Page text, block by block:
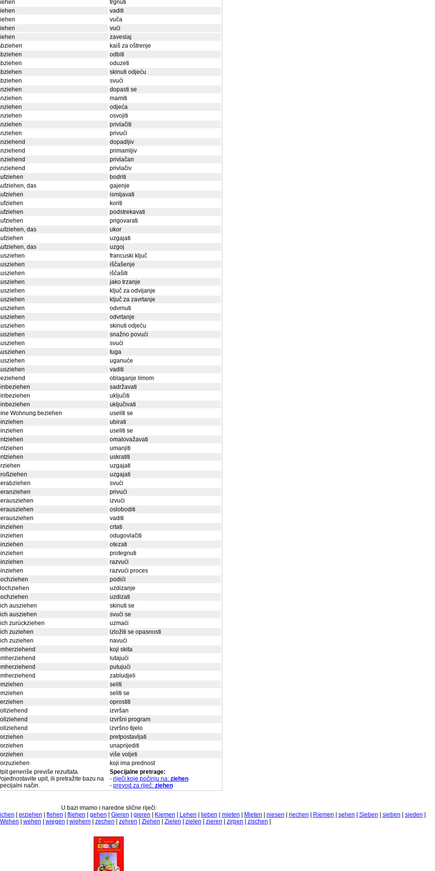
trgnuti
vaditi
vuča
vući
zaveslaj
kaiš za oštrenje
odbiti
oduzeti
skinuti odjeću
svući
dopasti se
mamiti
odjeća
osvojiti
privlačiti
privući
dopadljiv
primamljiv
privlačan
privlačiv
bodriti
das
gajenje
ismijavati
koriti
podstrekavati
prigovarati
das
ukor
uzgajati
das
uzgoj
francuski ključ
iščašenje
iščašiti
jako trzanje
ključ za odvijanje
ključ za zavrtanje
odvrnuti
odvrtanje
skinuti odjeću
snažno povući
svući
tuga
uganuće
vaditi
oblaganje limom
sadržavati
uključiti
uključivati
Wohnung beziehen
useliti se
ubirati
useliti se
omalovažavati
umanjiti
uskratiti
uzgajati
uzgajati
svući
privući
izvući
osloboditi
vaditi
crtati
odugovlačiti
otezati
protegnuti
razvući
razvući proces
podići
uzdizanje
uzdizati
ausziehen
skinuti se
ausziehen
svući se
zurückziehen
uzmaći
zuziehen
izložiti se opasnosti
zuziehen
navući
koji skita
lutajući
putujući
zabludjeli
seliti
seliti se
oprostiti
izvršan
izvršni program
izvršno tijelo
pretpostavljati
unaprijediti
više voljeti
koji ima prednost
generiše previše rezultata.
upit, ili pretražite bazu na
način.
Specijalne pretrage:
- riječi koje počinju na: ziehen
- prevod za riječ: ziehen
U bazi imamo i naredne slične riječi:
erziehen flehen fliehen gehen Gieren gieren Kiemen Lehen lieben mieten Mieten niesen riechen Riemen sehen Sieben sieben sieden
Wehen wehen wiegen wiehern zechen zehren Ziehen Zielen zielen zieren zirpen zischen